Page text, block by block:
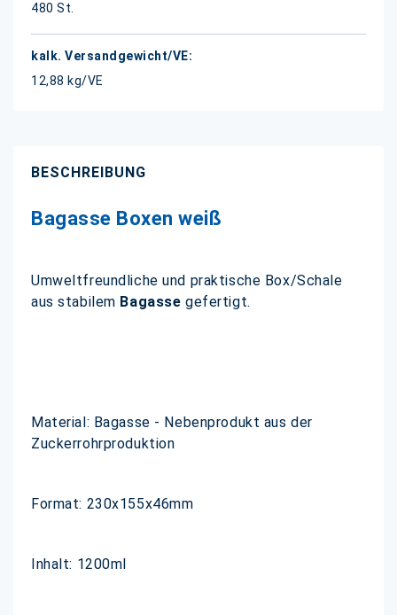
480 St.
12,88 kg/VE
BESCHREIBUNG
Bagasse Boxen weiß
Umweltfreundliche und praktische Box/Schale
aus stabilem Bagasse gefertigt.
Material: Bagasse - Nebenprodukt aus der
Zuckerrohrproduktion
Format: 230x155x46mm
Inhalt: 1200ml